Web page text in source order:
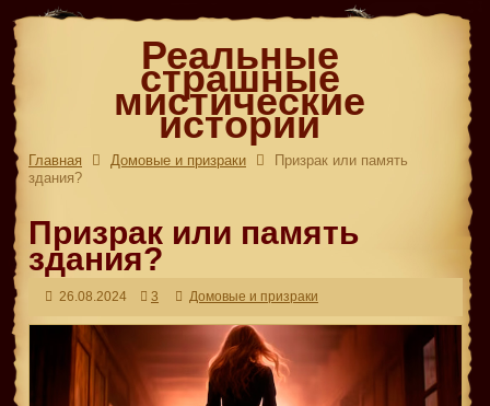
Реальные
страшные
мистические
истории
Главная Домовые и призраки
Призрак или память
здания?
Призрак или память
здания?
26.08.2024 3 Домовые и призраки